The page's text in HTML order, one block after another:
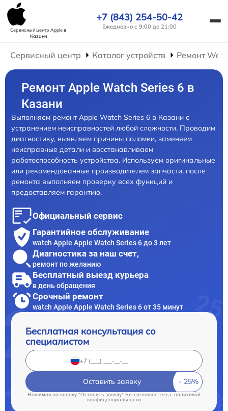
Сервисный центр Appleв
Казани
+7 (843) 254-50-42
Ежедневно с 9:00 до 21:00
Сервисный центр Каталог устройств Ремонт
Ремонт Apple Watch Series 6 в
Казани
Выполняем ремонт Apple Watch Series 6 в Казани с
устранением неисправностей любой сложности. Проводим
диагностику, выявляем причины поломки, заменяем
неисправные детали и восстанавливаем
работоспособность устройства. Используем оригинальные
или рекомендованные производителем запчасти, после
ремонта выполняем проверку всех функций и
предоставляем гарантию.
Официальный сервис
Гарантийное обслуживание
watch Apple Apple Watch Series 6 до 3 лет
Диагностика за наш счет,
ремонт по желанию
Бесплатный выезд курьера
в день обращения
Срочный ремонт
watch Apple Apple Watch Series 6 от 35 минут
Бесплатная консультация со
специалистом
Оставить заявку
Нажимая на кнопку "Оставить заявку" Вы соглашаетесь cполитикой
конфиденциальности